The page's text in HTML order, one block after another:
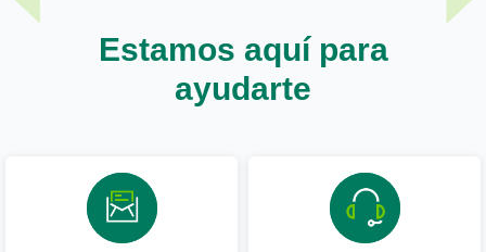
Estamos aquí para
ayudarte